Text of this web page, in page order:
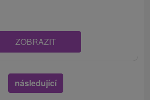
ZOBRAZIT
následující